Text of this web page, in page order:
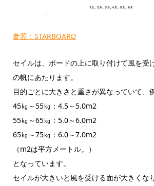
参照：STARBOARD
セイルは、ボードの上に取り付けて風を受
の帆にあたります。
目的ごとに大きさと重さが異なっていて、
45㎏～55㎏：4.5～5.0m2
55㎏～65㎏：5.0～6.0m2
65㎏～75㎏：6.0～7.0m2
（m2は平方メートル。）
となっています。
セイルが大きいと風を受ける面が大きくな